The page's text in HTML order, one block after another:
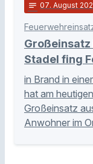
notes 07. August
Großeinsatz
Stadel fing
in Brand in
hat am
Großeinsatz
Anwohner im